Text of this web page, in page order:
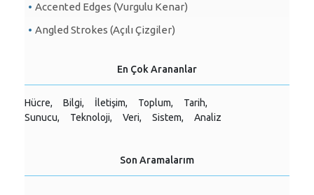
Accented Edges (Vurgulu Kenar)
Angled Strokes (Açılı Çizgiler)
En Çok Arananlar
Hücre, Bilgi, İletişim, Toplum,
Tarih,
Sunucu,
Teknoloji, Veri, Sistem, Analiz
Son Aramalarım